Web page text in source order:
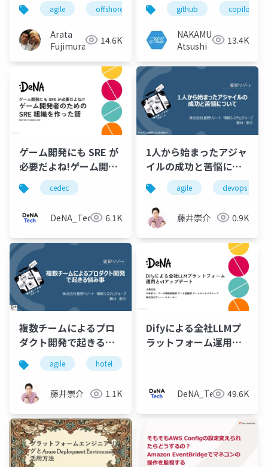
てきた景色〜
agile offshore vietnam devops
Arata
Fujimura
14.6K
github copilot
NAKAMURA
Atsushi
13.4K
ゲーム開発にも SRE が
必要だよね!ゲーム開発
者のための SRE 組織を
作った話
cedec
DeNA_Tech 6.1K
1人から始まったアジャ
イルの成功と苦悩につ
いて
agile devops
藤井崇介 0.9K
複数チームによるプロ
ダクト開発で起きる悩
み事
agile hotel
藤井崇介 1.1K
Difyによる全社LLMプ
ラットフォーム運用と
DeNA_Tech 49.6K